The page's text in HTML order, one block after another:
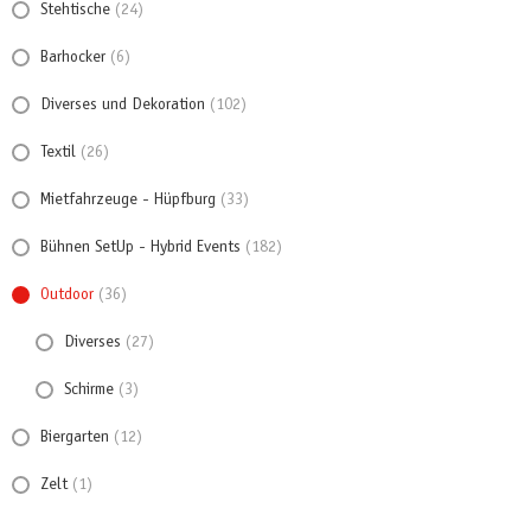
Stehtische (24)
Barhocker (6)
Diverses und Dekoration (102)
Textil (26)
Mietfahrzeuge - Hüpfburg (33)
Bühnen SetUp - Hybrid Events (182)
Outdoor (36)
Diverses (27)
Schirme (3)
Biergarten (12)
Zelt (1)